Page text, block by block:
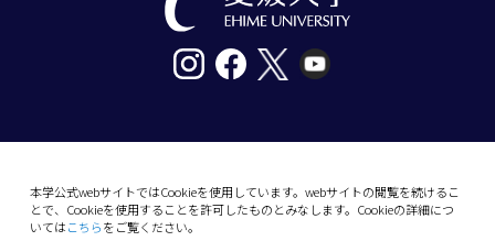
本学公式webサイトではCookieを使用しています。webサイトの閲覧を続けるこ
とで、Cookieを使用することを許可したものとみなします。Cookieの詳細につ
いてはこちらをご覧ください。
10-13 Dogo-Himata, Matsuyama, Ehime 790-